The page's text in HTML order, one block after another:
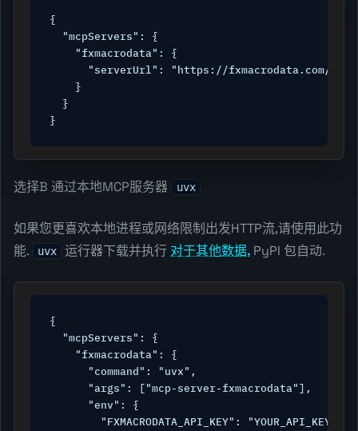
{
  "mcpServers": {
    "fxmacrodata": {
"serverUrl": "https://fxmacrodata.com/
    }
  }
}
选择B 通过本地MCP服务器 uvx
如果您更喜欢本地进程或网络限制出发HTTP流,请使用此功
能.
uvx 运行器下载并执行 对于其他数据, PyPI 包自动.
{
  "mcpServers": {
    "fxmacrodata": {
      "command": "uvx",
      "args": ["mcp-server-fxmacrodata"],
      "env": {
        "FXMACRODATA_API_KEY": "YOUR_API_KEY"